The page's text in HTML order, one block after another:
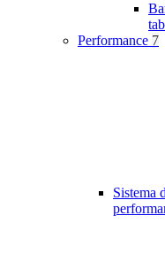
Performance 7
Sistema